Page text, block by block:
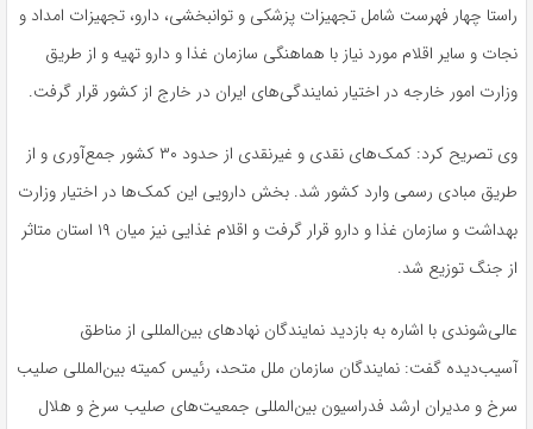
راستا چهار فهرست شامل تجهیزات پزشکی و توانبخشی، دارو، تجهیزات امداد و
نجات و سایر اقلام مورد نیاز با هماهنگی سازمان غذا و دارو تهیه و از طریق
وزارت امور خارجه در اختیار نمایندگی‌های ایران در خارج از کشور قرار گرفت.
وی تصریح کرد: کمک‌های نقدی و غیرنقدی از حدود ۳۰ کشور جمع‌آوری و از
طریق مبادی رسمی وارد کشور شد. بخش دارویی این کمک‌ها در اختیار وزارت
بهداشت و سازمان غذا و دارو قرار گرفت و اقلام غذایی نیز میان ۱۹ استان متاثر
از جنگ توزیع شد.
عالی‌شوندی با اشاره به بازدید نمایندگان نهادهای بین‌المللی از مناطق
آسیب‌دیده گفت: نمایندگان سازمان ملل متحد، رئیس کمیته بین‌المللی صلیب
سرخ و مدیران ارشد فدراسیون بین‌المللی جمعیت‌های صلیب سرخ و هلال